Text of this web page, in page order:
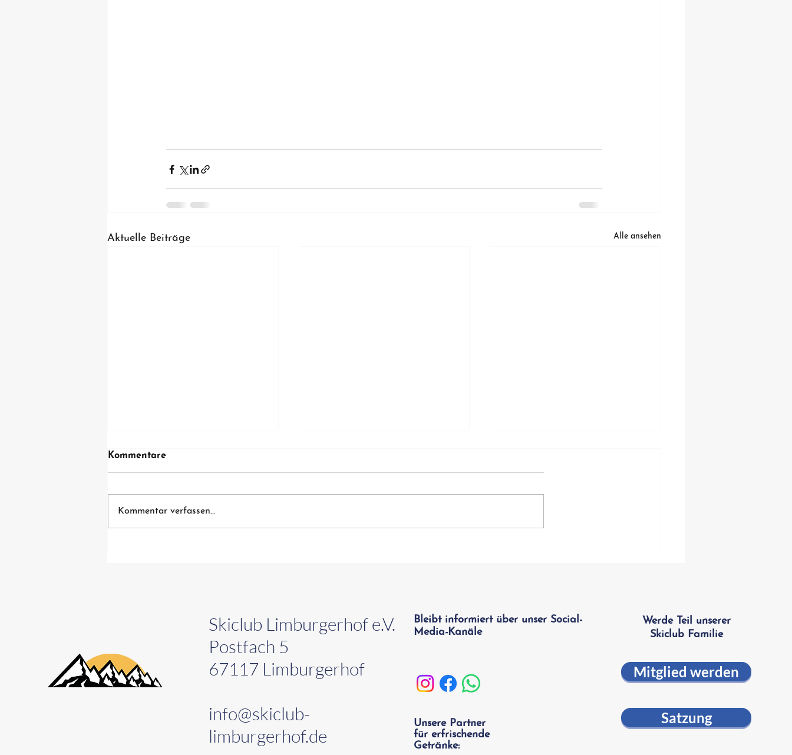
Aktuelle Beiträge Alle ansehen
Kommentare
Kommentar verfassen...
Skiclub Limburgerhof e.V.
Postfach 5
67117 Limburgerhof
info@skiclub-
limburgerhof.de
Bleibt informiert über unser Social-
Media-Kanäle
Unsere Partner
für erfrischende
Getränke:
Werde Teil unserer
Skiclub Familie
Mitglied werden
Satzung